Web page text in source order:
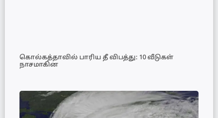
கொல்கத்தாவில் பாரிய தீ விபத்து: 10 வீடுகள்
நாசமாகின